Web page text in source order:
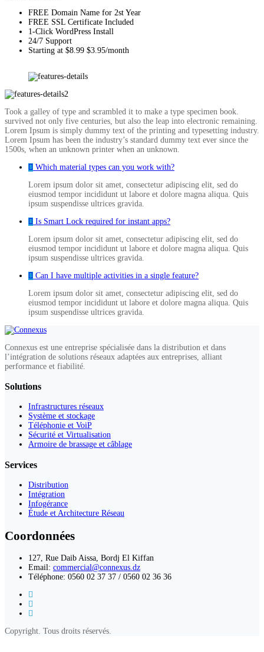
FREE Domain Name for 2st Year
FREE SSL Certificate Included
1-Click WordPress Install
24/7 Support
Starting at $8.99 $3.95/month
Took a galley of type and scrambled it to make a type specimen book.
survived not only five centuries, but also the leap into electronic remaining.
Lorem Ipsum is simply dummy text of the printing and typesetting industry.
Lorem Ipsum has been the industry’s standard dummy text ever since the
1500s, when an unknown printer when an unknown.
Which material types can you work with?
Lorem ipsum dolor sit amet, consectetur adipiscing elit, sed do
eiusmod tempor incididunt ut labore et dolore magna aliqua. Quis
ipsum suspendisse ultrices gravida.
Is Smart Lock required for instant apps?
Lorem ipsum dolor sit amet, consectetur adipiscing elit, sed do
eiusmod tempor incididunt ut labore et dolore magna aliqua. Quis
ipsum suspendisse ultrices gravida.
Can I have multiple activities in a single feature?
Lorem ipsum dolor sit amet, consectetur adipiscing elit, sed do
eiusmod tempor incididunt ut labore et dolore magna aliqua. Quis
ipsum suspendisse ultrices gravida.
Connexus est une entreprise spécialisée dans la distribution et dans
l’intégration de solutions réseaux adaptées aux entreprises, alliant
performance et fiabilité.
Solutions
Infrastructures réseaux
Système et stockage
Téléphonie et VoiP
Sécurité et Virtualisation
Armoire de brassage et câblage
Services
Distribution
Intégration
Infogérance
Étude et Architecture Réseau
Coordonnées
127, Rue Daib Aissa, Bordj El Kiffan
Email: commercial@connexus.dz
Téléphone: 0560 02 37 37 / 0560 02 36 36
Copyright. Tous droits réservés.